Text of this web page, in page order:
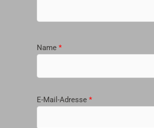
Name *
E-Mail-Adresse *